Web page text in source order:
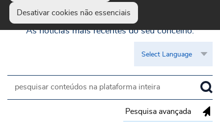
Desativar cookies não essenciais
Pesquisa avançada
Guimarães Visível
As notícias mais recentes do seu concelho.